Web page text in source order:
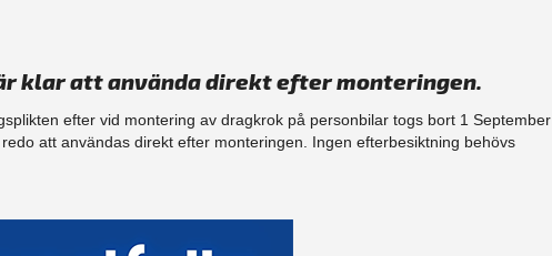
klar att använda direkt efter monteringen.
efter vid montering av dragkrok på personbilar togs bort 1 September
att användas direkt efter monteringen. Ingen efterbesiktning behövs